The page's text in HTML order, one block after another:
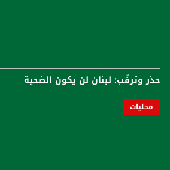
حذر وترقّب: لبنان لن يكون الضحية
محليات